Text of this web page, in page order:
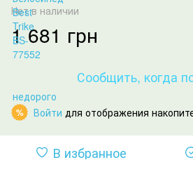
Нет в наличии
1 681 грн
Сообщить, когда
% Войти для отображения
В избранное